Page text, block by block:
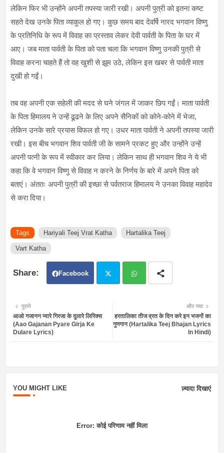
लेकिन फिर भी उन्होंने अपनी तपस्या जारी रखी। अपनी पुत्री को इतना कष्ट
सहते देख उनके पिता व्याकुल हो गए। कुछ समय बाद देवर्षि नारद भगवान विष्णु
के प्रतिनिधि के रूप में विवाह का प्रस्ताव लेकर देवी पार्वती के पिता के घर में
आए। जब माता पार्वती के पिता को पता चला कि भगवान विष्णु उनकी पुत्री से
विवाह करना चाहते हैं तो वह खुशी से झूम उठे, लेकिन इस खबर से पार्वती माता
दुखी हो गईं।
तब वह अपनी एक सहेली की मदद से घने जंगल में जाकर छिप गईं। माता पार्वती
के पिता हिमालय ने उन्हें ढूढने के लिए अपने सैनिकों को कोने-कोने में भेजा,
लेकिन उनके सारे प्रयास विफल हो गए। उधर माता पार्वती ने अपनी तपस्या जारी
रखी। इस बीच भगवान शिव पार्वती जी के सामने प्रकट हुए और उन्होंने उन्हें
अपनी पत्नी के रूप में स्वीकार कर लिया। लेकिन साथ ही भगवान शिव ने ये भी
कहा कि वे भगवान विष्णु से विवाह न करने के निर्णय के बारे में अपने पिता को
बताएं। अंततः अपनी पुत्री की इच्छा से पर्वतराज हिमालय ने उनका विवाह महादेव
से करा दिया।
Tags Hariyali Teej Vrat Katha Hartalika Teej
Vart Katha
Facebook
atsa
और नया
हरतालिका तीज व्रत के दिन करे इन भजनों का
गुणगान (Hartalika Teej Bhajan Lyrics
In Hindi)
पुराने
आओ गजानन प्यारे गिरजा के दुलारे लिरिक्स
(Aao Gajanan Pyare Girja Ke
Dulare Lyrics)
YOU MIGHT LIKE ज़्यादा दिखाएं
Error: कोई परिणाम नहीं मिला